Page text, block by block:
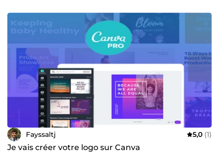
Fayssaltj 5,0 (1)
Je vais créer votre logo sur Canva